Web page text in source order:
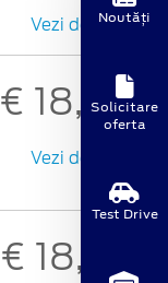
Vezi detalii
€ 18,30
Vezi detalii
€ 18,98
Noutăți
Solicitare
oferta
Test Drive